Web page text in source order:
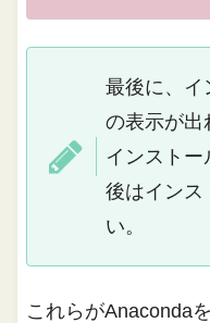
最後に、イ
の表示が出
インストー
後はインス
い。
これらがAnaconda